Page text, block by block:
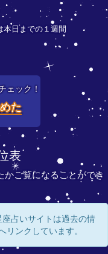
日までの１週間
ェック！
た
表
ご覧になることができ
占いサイトは過去の情
リンクしています。